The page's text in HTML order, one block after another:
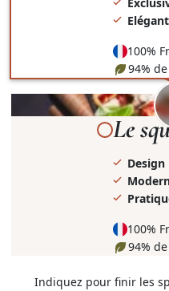
100%
94%
Visionner
la
Le
Design
100%
94%
Indiquez pour finir les